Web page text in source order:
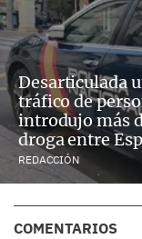
Desarticulada
tráfico de
introdujo más
droga entre
REDACCIÓN
COMENTARIOS